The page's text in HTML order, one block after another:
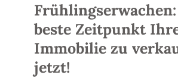
beste Zeitpunkt
Immobilie zu
jetzt!